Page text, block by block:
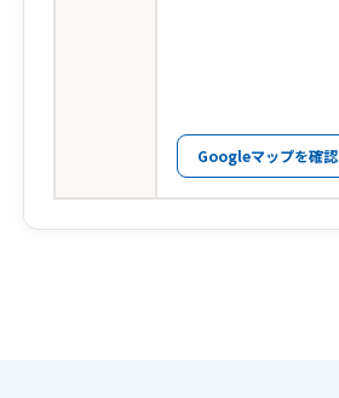
Googleマップを確認